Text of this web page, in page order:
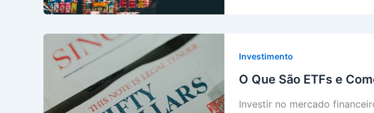
Investimento
O Que São ETFs e
Investir no mercado